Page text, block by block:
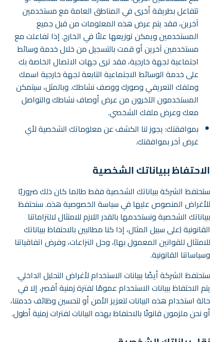
تتفاعل بطريقة أخرى في المناطق العامة مع مستخدمين
آخرين، فقد يتم عرض هذه المعلومات من قبل جميع
المستخدمين ويمكن توزيعها علنًا في الخارج. إذا تفاعلت مع
مستخدمين آخرين أو قمت بالتسجيل من خلال خدمة وسائط
اجتماعية لجهة خارجية، فقد ترى جهات الاتصال الخاصة بك
على خدمة الوسائط الاجتماعية التابعة لجهة خارجية اسمك
وملفك التعريفي وصورك ووصف نشاطك. وبالمثل، سيتمكن
المستخدمون الآخرون من عرض أوصاف نشاطك والتواصل
معك وعرض ملفك الشخصي.
بموافقتك: يجوز لنا الكشف عن معلوماتك الشخصية لأي
غرض آخر بموافقتك.
الاحتفاظ ببياناتك الشخصية
ستحتفظ الشركة ببياناتك الشخصية فقط طالما كان ذلك ضروريًا
للأغراض المنصوص عليها في سياسة الخصوصية هذه. سنحتفظ
ببياناتك الشخصية ونستخدمها بالقدر اللازم للامتثال لالتزاماتنا
القانونية (على سبيل المثال، إذا كنا مطالبين بالاحتفاظ ببياناتك
للامتثال للقوانين المعمول بها)، وحل النزاعات، وفرض اتفاقياتنا
وسياساتنا القانونية.
ستحتفظ الشركة أيضًا ببيانات الاستخدام لأغراض التحليل الداخلي.
يتم الاحتفاظ ببيانات الاستخدام عمومًا لفترة زمنية أقصر، إلا في
حالة استخدام هذه البيانات لتعزيز الأمن أو لتحسين وظائف خدمتنا،
أو نحن ملزمون قانونًا بالاحتفاظ بهذه البيانات لفترات زمنية أطول.